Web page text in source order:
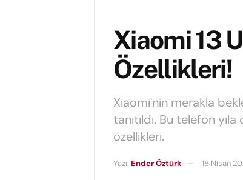
Xiaomi 13
Özellikleri!
Xiaomi'nin merakla
tanıtıldı. Bu telefon
özellikleri.
Yazı: Ender Öztürk 18 Nisan